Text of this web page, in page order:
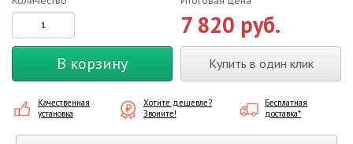
7 820 руб.
В корзину Купить в один клик
Качественная
установка
Хотите дешевле?
Звоните!
Бесплатная
доставка*